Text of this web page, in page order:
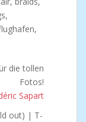
die tollen
Fotos!
Sapart
out) | T-